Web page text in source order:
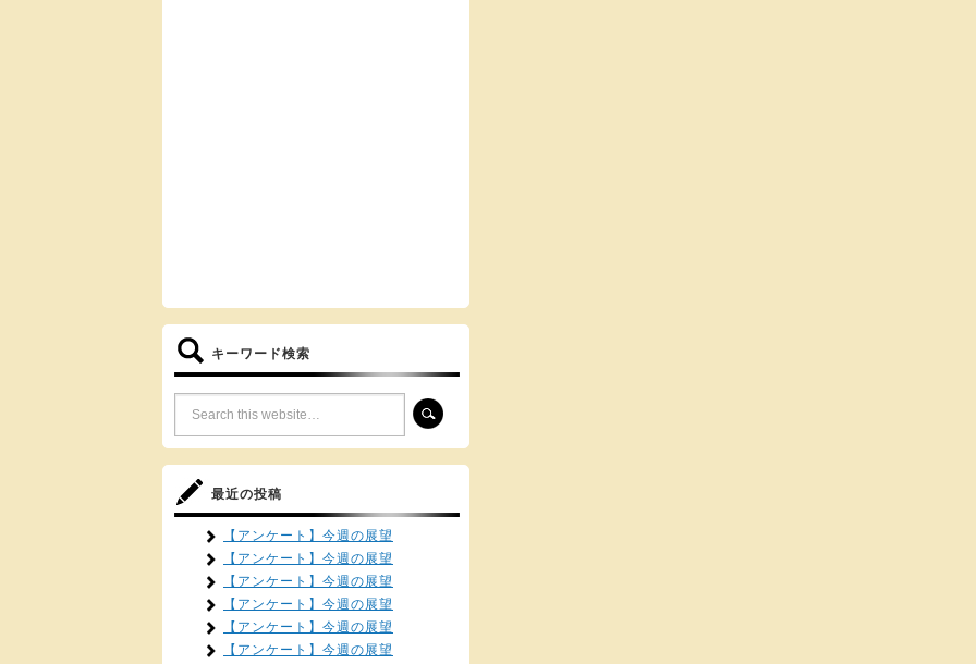
キーワード検索
最近の投稿
【アンケート】今週の展望
【アンケート】今週の展望
【アンケート】今週の展望
【アンケート】今週の展望
【アンケート】今週の展望
【アンケート】今週の展望